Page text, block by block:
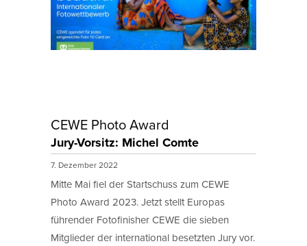
CEWE Photo Award
Jury-Vorsitz: Michel Comte
7. Dezember 2022
Mitte Mai fiel der Startschuss zum CEWE
Photo Award 2023. Jetzt stellt Europas
führender Fotofinisher CEWE die sieben
Mitglieder der international besetzten Jury vor.